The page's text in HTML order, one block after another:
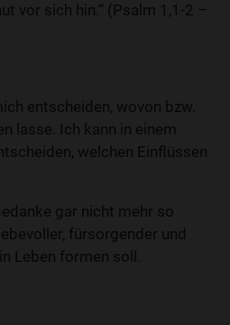
vor sich hin.“ (Psalm 1,1-2 –
entscheiden, wovon bzw.
lasse. Ich kann in einem
welchen Einflüssen
gar nicht mehr so
fürsorgender und
Leben formen soll.